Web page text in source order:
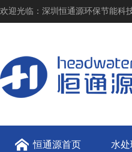
欢迎光临：深圳恒通源环保节能科
恒通源首页 水